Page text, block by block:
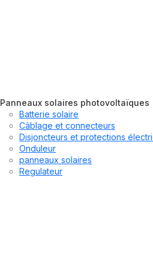
Panneaux solaires photovoltaïques
Batterie solaire
Câblage et connecteurs
Disjoncteurs et protections
Onduleur
panneaux solaires
Regulateur